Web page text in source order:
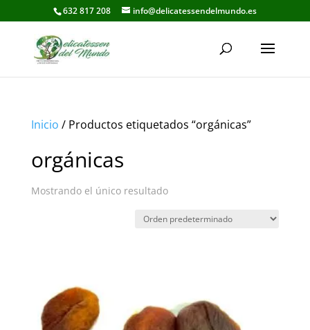
632 817 208 info@delicatessendelmundo.es
Inicio / Productos etiquetados “orgánicas”
orgánicas
Mostrando el único resultado